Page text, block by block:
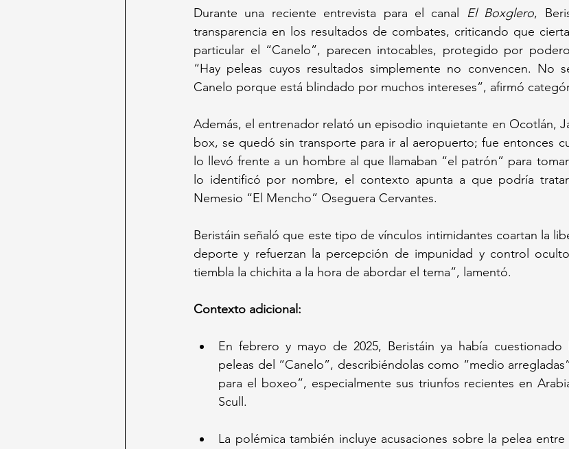
Durante una reciente entrevista para el canal El Boxglero,
transparencia en los resultados de combates, criticando que
particular el “Canelo”, parecen intocables, protegido por
“Hay peleas cuyos resultados simplemente no convencen. No
Canelo porque está blindado por muchos intereses”, afirmó
Además, el entrenador relató un episodio inquietante en Ocotlán,
box, se quedó sin transporte para ir al aeropuerto; fue entonces
lo llevó frente a un hombre al que llamaban “el patrón” para
lo identificó por nombre, el contexto apunta a que podría
Nemesio “El Mencho” Oseguera Cervantes.
Beristáin señaló que este tipo de vínculos intimidantes coartan la
deporte y refuerzan la percepción de impunidad y control
tiembla la chichita a la hora de abordar el tema”, lamentó.
Contexto adicional:
En febrero y mayo de 2025, Beristáin ya había
peleas del “Canelo”, describiéndolas como “medio
para el boxeo”, especialmente sus triunfos recientes en
Scull.
La polémica también incluye acusaciones sobre la pelea entre